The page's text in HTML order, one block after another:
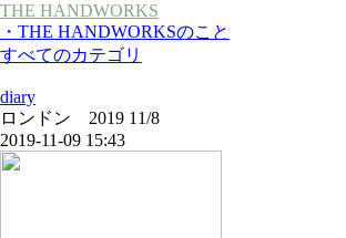
THE HANDWORKS
・THE HANDWORKSのこと
すべてのカテゴリ
diary
ロンドン 2019 11/8
2019-11-09 15:43